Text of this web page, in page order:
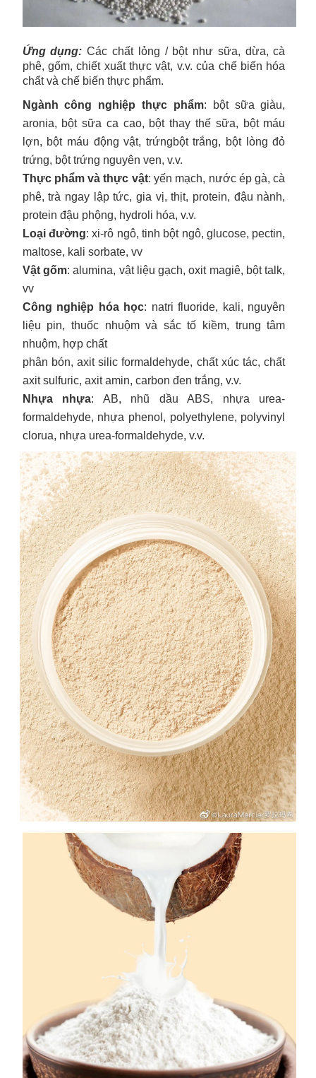
Ứng dụng: Các chất lỏng / bột như sữa, dừa, cà
phê, gốm, chiết xuất thực vật, v.v. của chế biến hóa
chất và chế biến thực phẩm.
Ngành công nghiệp thực phẩm: bột sữa giàu,
aronia, bột sữa ca cao, bột thay thế sữa, bột máu
lợn, bột máu động vật, trứngbột trắng, bột lòng đỏ
trứng, bột trứng nguyên vẹn, v.v.
Thực phẩm và thực vật: yến mạch, nước ép gà, cà
phê, trà ngay lập tức, gia vị, thịt, protein, đậu nành,
protein đậu phộng, hydroli hóa, v.v.
Loại đường: xi-rô ngô, tinh bột ngô, glucose, pectin,
maltose, kali sorbate, vv
Vật gốm: alumina, vật liệu gạch, oxit magiê, bột talk,
vv
Công nghiệp hóa học: natri fluoride, kali, nguyên
liệu pin, thuốc nhuộm và sắc tố kiềm, trung tâm
nhuộm, hợp chất
phân bón, axit silic formaldehyde, chất xúc tác, chất
axit sulfuric, axit amin, carbon đen trắng, v.v.
Nhựa nhựa: AB, nhũ dầu ABS, nhựa urea-
formaldehyde, nhựa phenol, polyethylene, polyvinyl
clorua, nhựa urea-formaldehyde, v.v.